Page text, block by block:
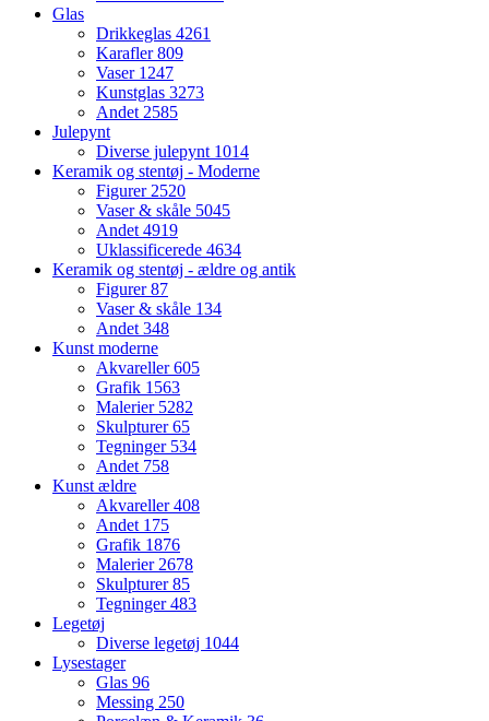
Glas
Drikkeglas 4261
Karafler809
Vaser 1247
Kunstglas 3273
Andet 2585
Julepynt
Diverse julepynt 1014
Keramik og stentøj - Moderne
Figurer 2520
Vaser & skåle 5045
Andet 4919
Uklassificerede 4634
Keramik og stentøj - ældre og antik
Figurer87
Vaser & skåle 134
Andet 348
Kunst moderne
Akvareller605
Grafik 1563
Malerier 5282
Skulpturer65
Tegninger 534
Andet 758
Kunst ældre
Akvareller408
Andet 175
Grafik 1876
Malerier 2678
Skulpturer85
Tegninger483
Legetøj
Diverse legetøj 1044
Lysestager
Glas 96
Messing 250